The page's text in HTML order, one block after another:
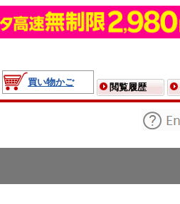
買い物かご
閲覧履歴